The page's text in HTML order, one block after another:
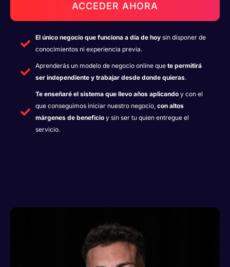
ACCEDER AHORA
El único negocio que funciona a día de hoysin disponer de
conocimientos ni experiencia previa.
Aprenderás un modelo de negocio online que te permitirá
ser independiente y trabajar desde donde quieras.
Te enseñaré el sistema que llevo años aplicandoy con el
que conseguimos iniciar nuestro negocio, con altos
márgenes de beneficioy sin ser tu quien entregue el
servicio.